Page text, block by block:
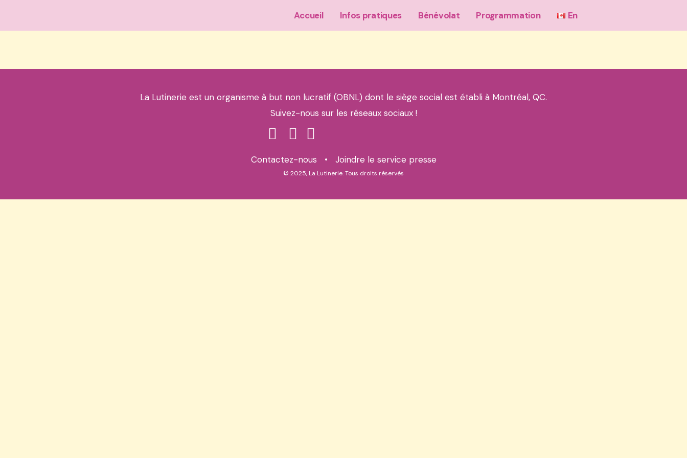
Accueil Infos pratiques Bénévolat Programmation En
La Lutinerie est un organisme à but non lucratif (OBNL) dont le siège social est établi à Montréal, QC.
Suivez-nous sur les réseaux sociaux !
Contactez-nous • Joindre le service presse
© 2025, La Lutinerie. Tous droits réservés